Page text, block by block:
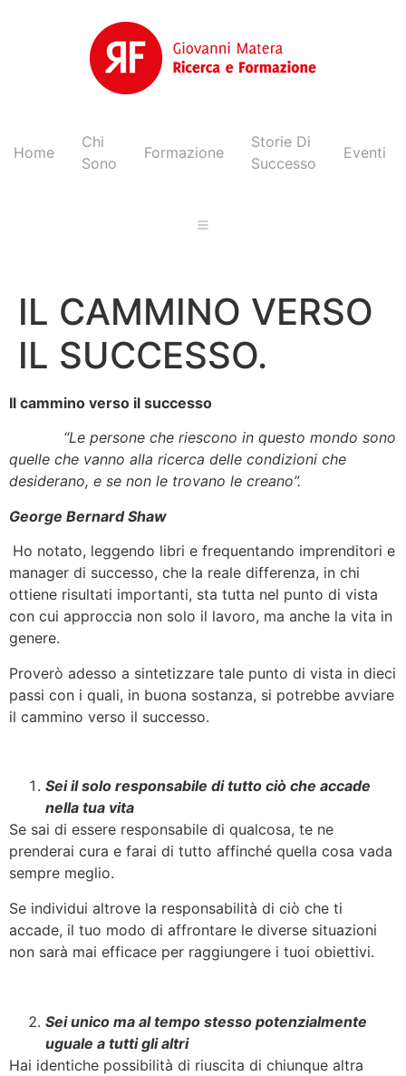
Home
Chi
Sono
Formazione
Storie Di
Successo
Eventi
IL CAMMINO VERSO
IL SUCCESSO.
Il cammino verso il successo
“Le persone che riescono in questo mondo sono
quelle che vanno alla ricerca delle condizioni che
desiderano, e se non le trovano le creano”.
George Bernard Shaw
Ho notato, leggendo libri e frequentando imprenditori e
manager di successo, che la reale differenza, in chi
ottiene risultati importanti, sta tutta nel punto di vista
con cui approccia non solo il lavoro, ma anche la vita in
genere.
Proverò adesso a sintetizzare tale punto di vista in dieci
passi con i quali, in buona sostanza, si potrebbe avviare
il cammino verso il successo.
Sei il solo responsabile di tutto ciò che accade
nella tua vita
Se sai di essere responsabile di qualcosa, te ne
prenderai cura e farai di tutto affinché quella cosa vada
sempre meglio.
Se individui altrove la responsabilità di ciò che ti
accade, il tuo modo di affrontare le diverse situazioni
non sarà mai efficace per raggiungere i tuoi obiettivi.
Sei unico ma al tempo stesso potenzialmente
uguale a tutti gli altri
Hai identiche possibilità di riuscita di chiunque altra